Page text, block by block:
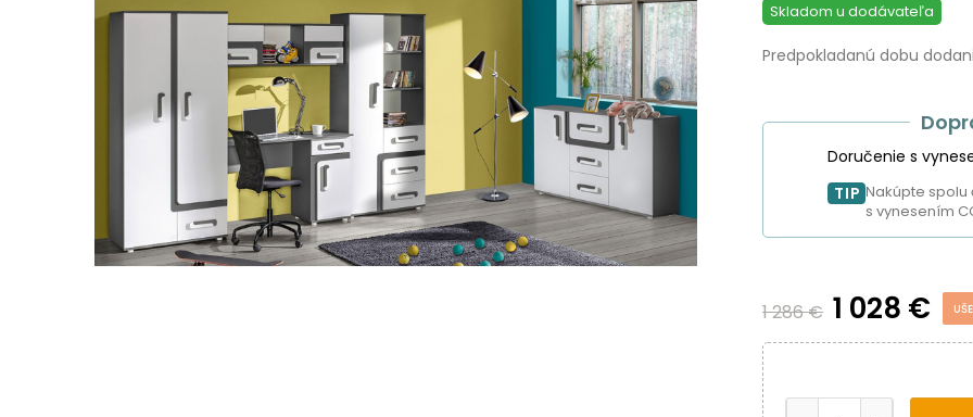
Skladom u dodávateľa
Predpokladanú dobu
Doručenie s
TIP Nakúpte
s vynesením
1 286 € 1 028 €